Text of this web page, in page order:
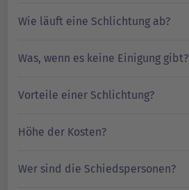
Wie läuft eine Schlichtung ab?
Was, wenn es keine Einigung gibt?
Vorteile einer Schlichtung?
Höhe der Kosten?
Wer sind die Schiedspersonen?